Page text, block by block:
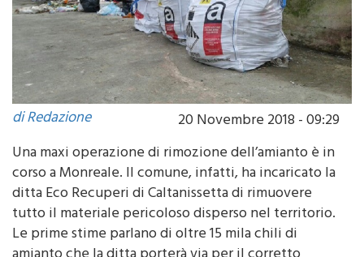
di Redazione
20 Novembre 2018 - 09:29
Una maxi operazione di rimozione dell’amianto è in
corso a Monreale. Il comune, infatti, ha incaricato la
ditta Eco Recuperi di Caltanissetta di rimuovere
tutto il materiale pericoloso disperso nel territorio.
Le prime stime parlano di oltre 15 mila chili di
amianto che la ditta porterà via per il corretto